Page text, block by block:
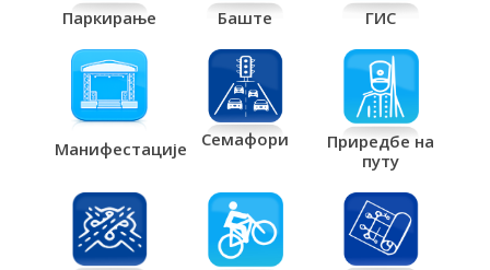
Паркирање Баште ГИС
Манифестације Семафори
Приредбе на
путу